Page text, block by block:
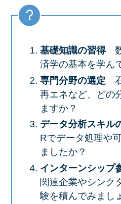
基礎知識の習得
済学の基本を学ん
専門分野の選定
再エネなど、どの
ますか？
データ分析スキル
Rでデータ処理や
ましたか？
インターンシップ
関連企業やシンク
験を積んでみまし